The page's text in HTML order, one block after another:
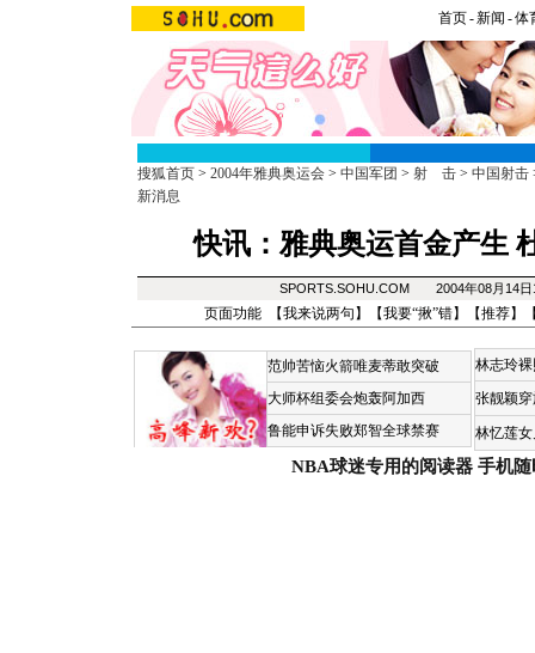
首页-新闻 -体
搜狐首页 > 2004年雅典奥运会 > 中国军团 > 射 击 > 中国射击
新消息
快讯：雅典奥运首金产生
SPORTS.SOHU.COM 2004年08月14
页面功能 【我来说两句 】【我要“揪”错】【推荐】
范帅苦恼火箭唯麦蒂敢突破
大师杯组委会炮轰阿加西
鲁能申诉失败郑智全球禁赛
林志玲
张靓颖
林忆莲
NBA球迷专用的阅读器 手机